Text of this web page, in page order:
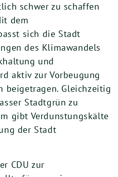
schwer zu schaffen
dem
sich die Stadt
des Klimawandels
und
aktiv zur Vorbeugung
beigetragen. Gleichzeitig
Stadtgrün zu
gibt Verdunstungskälte
der Stadt
CDU zur